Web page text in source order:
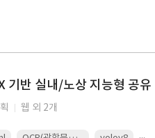
웹 외 2개
...